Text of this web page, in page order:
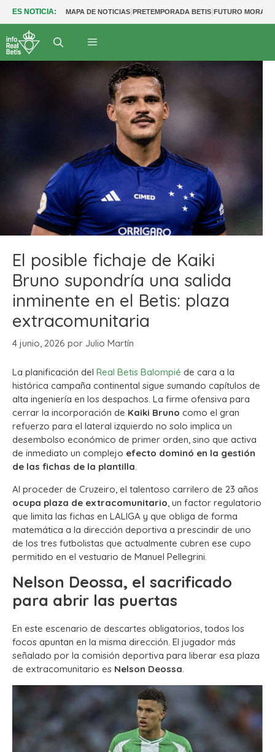
ES NOTICIA: MAPA DE NOTICIAS|PRETEMPORADA BETIS|FUTURO
El posible fichaje de Kaiki
Bruno supondría una salida
inminente en el Betis: plaza
extracomunitaria
4 junio, 2026 por Julio Martín
La planificación del Real Betis Balompié de cara a la
histórica campaña continental sigue sumando capítulos de
alta ingeniería en los despachos. La firme ofensiva para
cerrar la incorporación de Kaiki Bruno como el gran
refuerzo para el lateral izquierdo no solo implica un
desembolso económico de primer orden, sino que activa
de inmediato un complejo efecto dominó en la gestión
de las fichas de la plantilla.
Al proceder de Cruzeiro, el talentoso carrilero de 23 años
ocupa plaza de extracomunitario, un factor regulatorio
que limita las fichas en LALIGA y que obliga de forma
matemática a la dirección deportiva a prescindir de uno
de los tres futbolistas que actualmente cubren ese cupo
permitido en el vestuario de Manuel Pellegrini.
Nelson Deossa, el sacrificado
para abrir las puertas
En este escenario de descartes obligatorios, todos los
focos apuntan en la misma dirección. El jugador más
señalado por la comisión deportiva para liberar esa plaza
de extracomunitario es Nelson Deossa.